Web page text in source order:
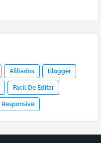
Afiliados Blogger
Facil De Editar
Responsive